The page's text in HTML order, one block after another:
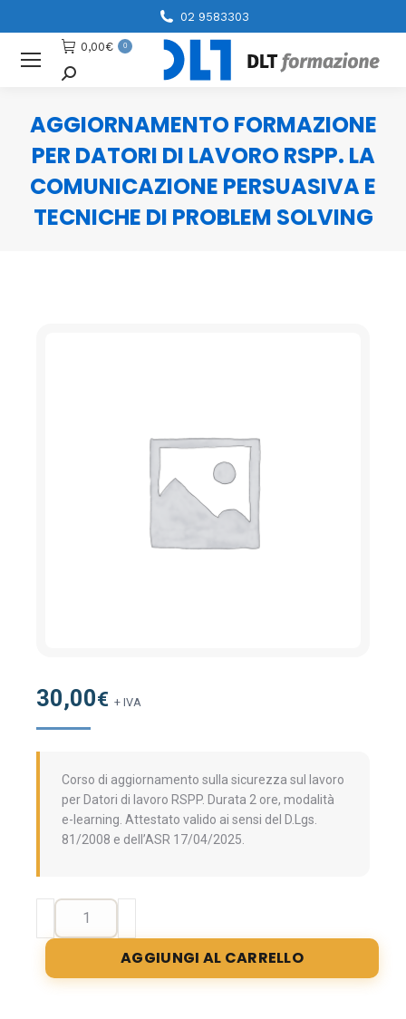
02 9583303
0,00€ 0
Cerca
AGGIORNAMENTO FORMAZIONE
PER DATORI DI LAVORO RSPP. LA
COMUNICAZIONE PERSUASIVA E
TECNICHE DI PROBLEM SOLVING
30,00€ + IVA
Corso di aggiornamento sulla sicurezza sul lavoro
per Datori di lavoro RSPP. Durata 2 ore, modalità
e-learning. Attestato valido ai sensi del D.Lgs.
81/2008 e dell’ASR 17/04/2025.
Aggiornamento
formazione
per
datori
AGGIUNGI AL CARRELLO